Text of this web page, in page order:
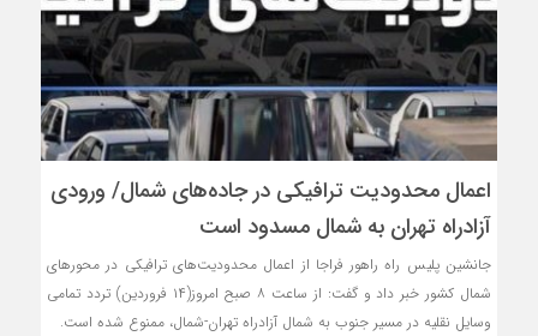
اعمال محدودیت ترافیکی در جاده‌های شمال/ ورودی
آزادراه تهران به شمال مسدود است
جانشین پلیس راه راهور فراجا از اعمال محدودیت‌های ترافیکی در محورهای
شمال کشور خبر داد و گفت: از ساعت ۸ صبح امروز(۱۴ فروردین) تردد تمامی
وسایل نقلیه در مسیر جنوب به شمال آزادراه تهران-شمال، ممنوع شده است.